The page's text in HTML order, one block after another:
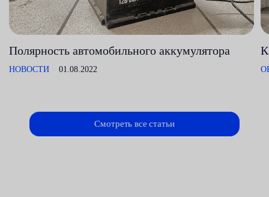
Полярность автомобильного аккумулятора
НОВОСТИ 01.08.2022
Смотреть все статьи